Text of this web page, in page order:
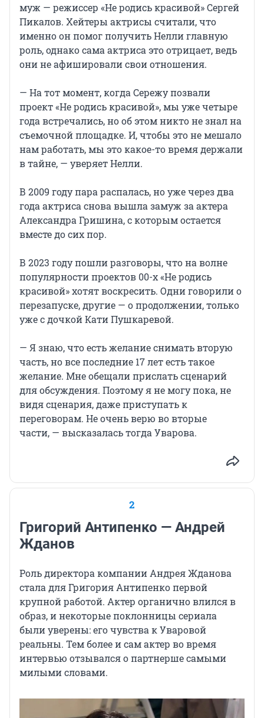
муж — режиссер «Не родись красивой» Сергей
Пикалов. Хейтеры актрисы считали, что
именно он помог получить Нелли главную
роль, однако сама актриса это отрицает, ведь
они не афишировали свои отношения.
— На тот момент, когда Сережу позвали
проект «Не родись красивой», мы уже четыре
года встречались, но об этом никто не знал на
съемочной площадке. И, чтобы это не мешало
нам работать, мы это какое-то время держали
в тайне, — уверяет Нелли.
В 2009 году пара распалась, но уже через два
года актриса снова вышла замуж за актера
Александра Гришина, с которым остается
вместе до сих пор.
В 2023 году пошли разговоры, что на волне
популярности проектов 00-х «Не родись
красивой» хотят воскресить. Одни говорили о
перезапуске, другие — о продолжении, только
уже с дочкой Кати Пушкаревой.
— Я знаю, что есть желание снимать вторую
часть, но все последние 17 лет есть такое
желание. Мне обещали прислать сценарий
для обсуждения. Поэтому я не могу пока, не
видя сценария, даже приступать к
переговорам. Не очень верю во вторые
части, — высказалась тогда Уварова.
2
Григорий Антипенко — Андрей
Жданов
Роль директора компании Андрея Жданова
стала для Григория Антипенко первой
крупной работой. Актер органично влился в
образ, и некоторые поклонницы сериала
были уверены: его чувства к Уваровой
реальны. Тем более и сам актер во время
интервью отзывался о партнерше самыми
милыми словами.